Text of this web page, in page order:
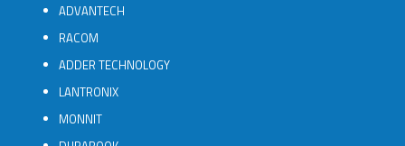
ADVANTECH
RACOM
ADDER TECHNOLOGY
LANTRONIX
MONNIT